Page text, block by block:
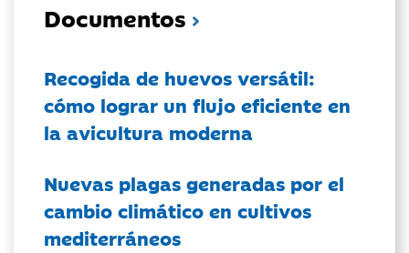
Documentos
Recogida de huevos versátil:
cómo lograr un flujo eficiente en
la avicultura moderna
Nuevas plagas generadas por el
cambio climático en cultivos
mediterráneos